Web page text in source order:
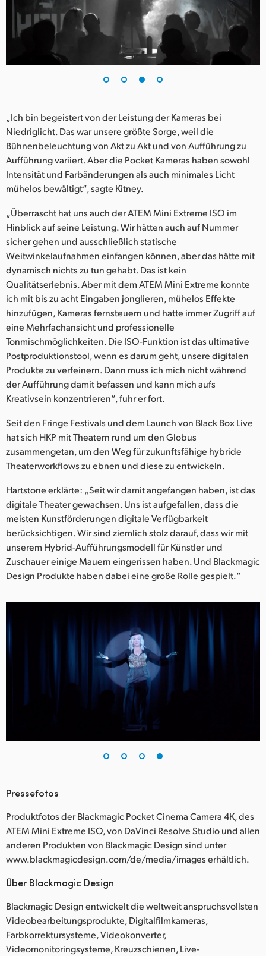
„Ich bin begeistert von der Leistung der Kameras bei
Niedriglicht. Das war unsere größte Sorge, weil die
Bühnenbeleuchtung von Akt zu Akt und von Aufführung zu
Aufführung variiert. Aber die Pocket Kameras haben sowohl
Intensität und Farbänderungen als auch minimales Licht
mühelos bewältigt“, sagte Kitney.
„Überrascht hat uns auch der ATEM Mini Extreme ISO im
Hinblick auf seine Leistung. Wir hätten auch auf Nummer
sicher gehen und ausschließlich statische
Weitwinkelaufnahmen einfangen können, aber das hätte mit
dynamisch nichts zu tun gehabt. Das ist kein
Qualitätserlebnis. Aber mit dem ATEM Mini Extreme konnte
ich mit bis zu acht Eingaben jonglieren, mühelos Effekte
hinzufügen, Kameras fernsteuern und hatte immer Zugriff auf
eine Mehrfachansicht und professionelle
Tonmischmöglichkeiten. Die ISO-Funktion ist das ultimative
Postproduktionstool, wenn es darum geht, unsere digitalen
Produkte zu verfeinern. Dann muss ich mich nicht während
der Aufführung damit befassen und kann mich aufs
Kreativsein konzentrieren“, fuhr er fort.
Seit den Fringe Festivals und dem Launch von Black Box Live
hat sich HKP mit Theatern rund um den Globus
zusammengetan, um den Weg für zukunftsfähige hybride
Theaterworkflows zu ebnen und diese zu entwickeln.
Hartstone erklärte: „Seit wir damit angefangen haben, ist das
digitale Theater gewachsen. Uns ist aufgefallen, dass die
meisten Kunstförderungen digitale Verfügbarkeit
berücksichtigen. Wir sind ziemlich stolz darauf, dass wir mit
unserem Hybrid-Aufführungsmodell für Künstler und
Zuschauer einige Mauern eingerissen haben. Und Blackmagic
Design Produkte haben dabei eine große Rolle gespielt.“
Pressefotos
Produktfotos der Blackmagic Pocket Cinema Camera 4K, des
ATEM Mini Extreme ISO, von DaVinci Resolve Studio und allen
anderen Produkten von Blackmagic Design sind unter
www.blackmagicdesign.com/de/media/images erhältlich.
Über Blackmagic Design
Blackmagic Design entwickelt die weltweit anspruchsvollsten
Videobearbeitungsprodukte, Digitalfilmkameras,
Farbkorrektursysteme, Videokonverter,
Videomonitoringsysteme, Kreuzschienen, Live-